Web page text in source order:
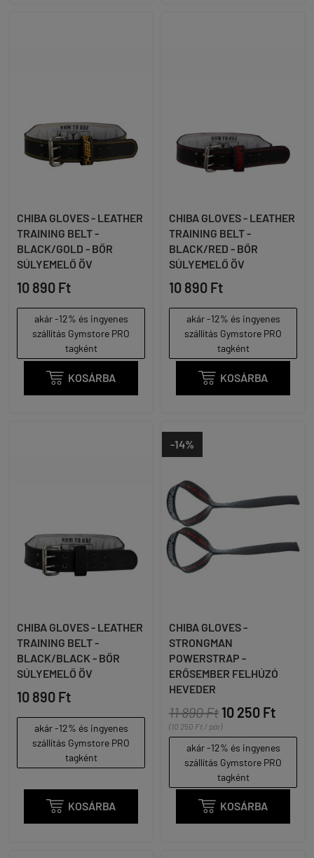
CHIBA GLOVES - LEATHER
TRAINING BELT -
BLACK/GOLD - BŐR
SÚLYEMELŐ ÖV
10 890 Ft
akár -12% és ingyenes
szállítás Gymstore PRO
tagként
 KOSÁRBA
CHIBA GLOVES - LEATHER
TRAINING BELT -
BLACK/RED - BŐR
SÚLYEMELŐ ÖV
10 890 Ft
akár -12% és ingyenes
szállítás Gymstore PRO
tagként
 KOSÁRBA
CHIBA GLOVES - LEATHER
TRAINING BELT -
BLACK/BLACK - BŐR
SÚLYEMELŐ ÖV
10 890 Ft
akár -12% és ingyenes
szállítás Gymstore PRO
tagként
 KOSÁRBA
-14%
CHIBA GLOVES -
STRONGMAN
POWERSTRAP -
ERŐSEMBER FELHÚZÓ
HEVEDER
11 890 Ft 10 250 Ft
(10 250 Ft / pár)
akár -12% és ingyenes
szállítás Gymstore PRO
tagként
 KOSÁRBA